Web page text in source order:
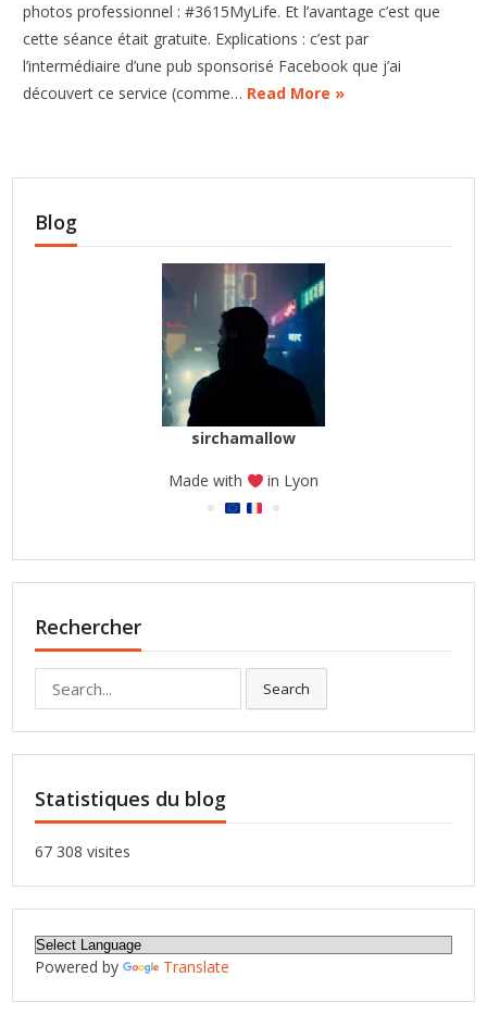
photos professionnel : #3615MyLife. Et l’avantage c’est que
cette séance était gratuite. Explications : c’est par
l’intermédiaire d’une pub sponsorisé Facebook que j’ai
découvert ce service (comme… Read More »
Blog
sirchamallow
Made with in Lyon
Rechercher
Search
Statistiques du blog
67 308 visites
Powered by Translate